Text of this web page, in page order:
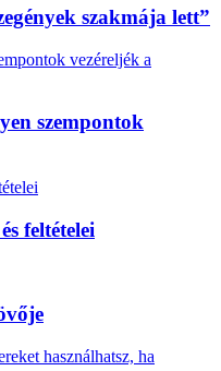
szakmája lett”
szempontok
feltételei